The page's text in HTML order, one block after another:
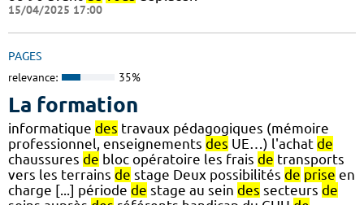
15/04/2025 17:00
PAGES
relevance: 35%
La formation
informatique des travaux pédagogiques (mémoire
professionnel, enseignements des UE…) l'achat de
chaussures de bloc opératoire les frais de transports
vers les terrains de stage Deux possibilités de prise en
charge [...] période de stage au sein des secteurs de